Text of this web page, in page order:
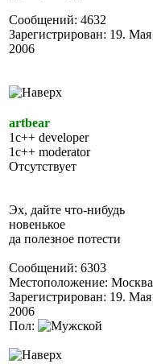
Сообщений: 4632
Зарегистрирован: 19. Мая
2006
artbear
1c++ developer
1c++ moderator
Отсутствует
Эх, дайте что-нибудь
новенькое
да полезное потести
Сообщений: 6303
Местоположение: Москва
Зарегистрирован: 19. Мая
2006
Пол: